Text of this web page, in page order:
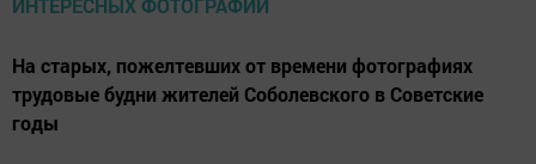
На старых, пожелтевших от времени фотографиях
трудовые будни жителей Соболевского в Советские
годы